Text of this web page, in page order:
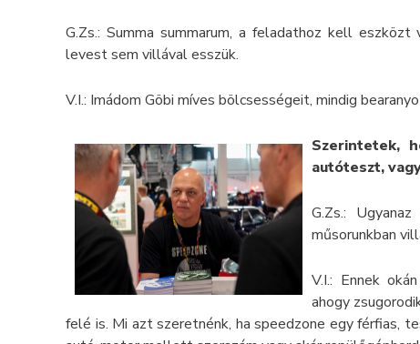
G.Zs.: Summa summarum, a feladathoz kell
levest sem villával esszük.
V.I.: Imádom Göbi míves bölcsességeit, mindig
Szerintetek,
autóteszt,
G.Zs.:
műsorunkban
V.I.: Ennek
ahogy
felé is. Mi azt szeretnénk, ha speedzone egy férfias,